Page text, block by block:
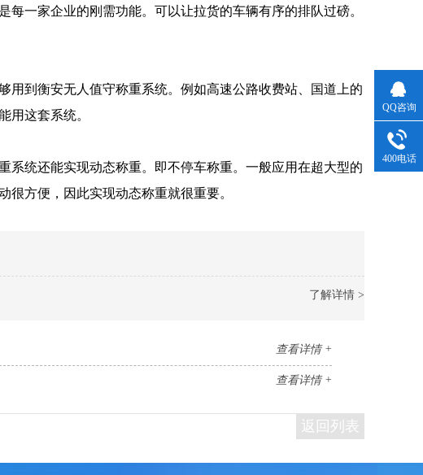
一家企业的刚需功能。可以让拉货的车辆有序的排队过磅。
到衡安无人值守称重系统。例如高速公路收费站、国道上的
用这套系统。
统还能实现动态称重。即不停车称重。一般应用在超大型的
方便，因此实现动态称重就很重要。
了解详情 >
查看详情 +
查看详情 +
返回列表
QQ咨询
400电话